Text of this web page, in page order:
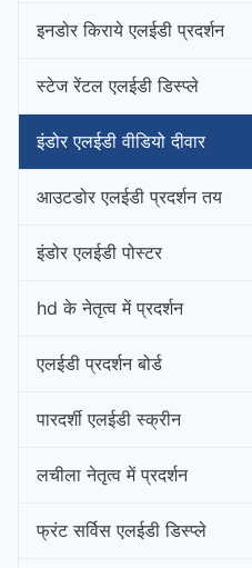
इनडोर किराये एलईडी प्रदर्शन
स्टेज रेंटल एलईडी डिस्प्ले
इंडोर एलईडी वीडियो दीवार
आउटडोर एलईडी प्रदर्शन तय
इंडोर एलईडी पोस्टर
hd के नेतृत्व में प्रदर्शन
एलईडी प्रदर्शन बोर्ड
पारदर्शी एलईडी स्क्रीन
लचीला नेतृत्व में प्रदर्शन
फ्रंट सर्विस एलईडी डिस्प्ले